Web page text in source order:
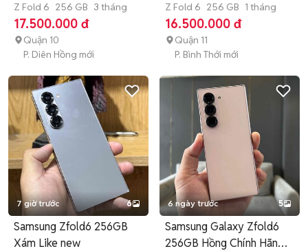
hãng
Z Fold 6 256 GB 3 tháng
17.500.000 đ
Quận 10
P. Diên Hồng mới
Zin Full
Z Fold 6 256 GB 1 tháng
16.500.000 đ
Quận 11
P. Bình Thới mới
7 giờ trước 6
Samsung Zfold6 256GB
Xám Like new
6 ngày trước 5
Samsung Galaxy Zfold6
256GB Hồng Chính Hãng